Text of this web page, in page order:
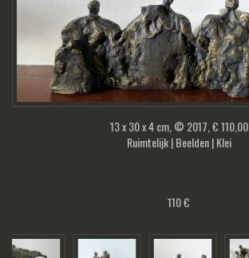
13 x 30 x 4 cm, © 2017, € 110,00
Ruimtelijk | Beelden | Klei
110 €